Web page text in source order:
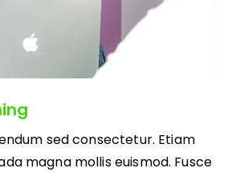
sed consectetur. Etiam
magna mollis euismod. Fusce